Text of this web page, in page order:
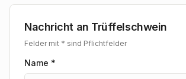
Nachricht an Trüffelschwein
Felder mit * sind Pflichtfelder
Name *